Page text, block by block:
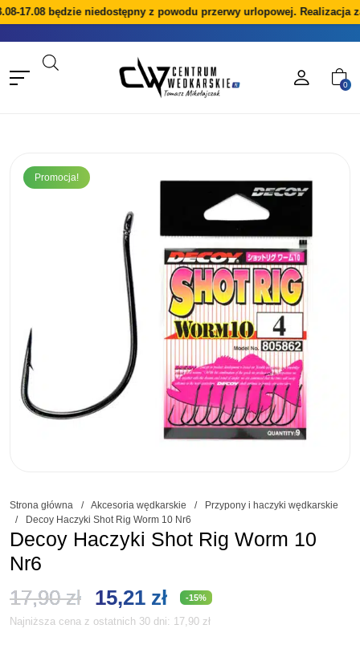
17.08 będzie niedostępny z powodu przerwy urlopowej. Realizacja
0
Promocja!
Strona główna / Akcesoria wędkarskie /
Przypony i haczyki wędkarskie
/
Decoy Haczyki Shot Rig Worm 10 Nr6
Decoy Haczyki Shot Rig Worm 10
Nr6
17,90zł Pierwotna
cena
15,21 złAktualna
cena
-15%
Najniższa cena z ostatnich 30 dni: 17,90 zł